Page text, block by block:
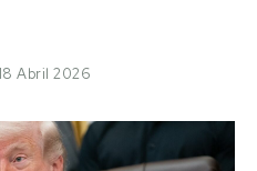
Abril 2026